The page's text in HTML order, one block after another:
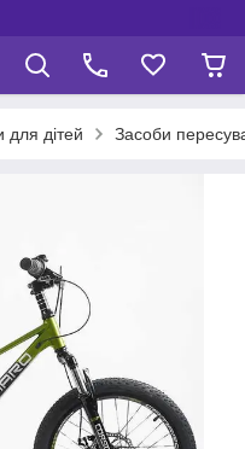
для дітей Засоби